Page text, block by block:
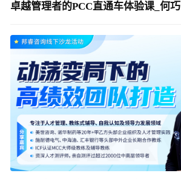
卓越管理者的PCC直通车体验课_何巧